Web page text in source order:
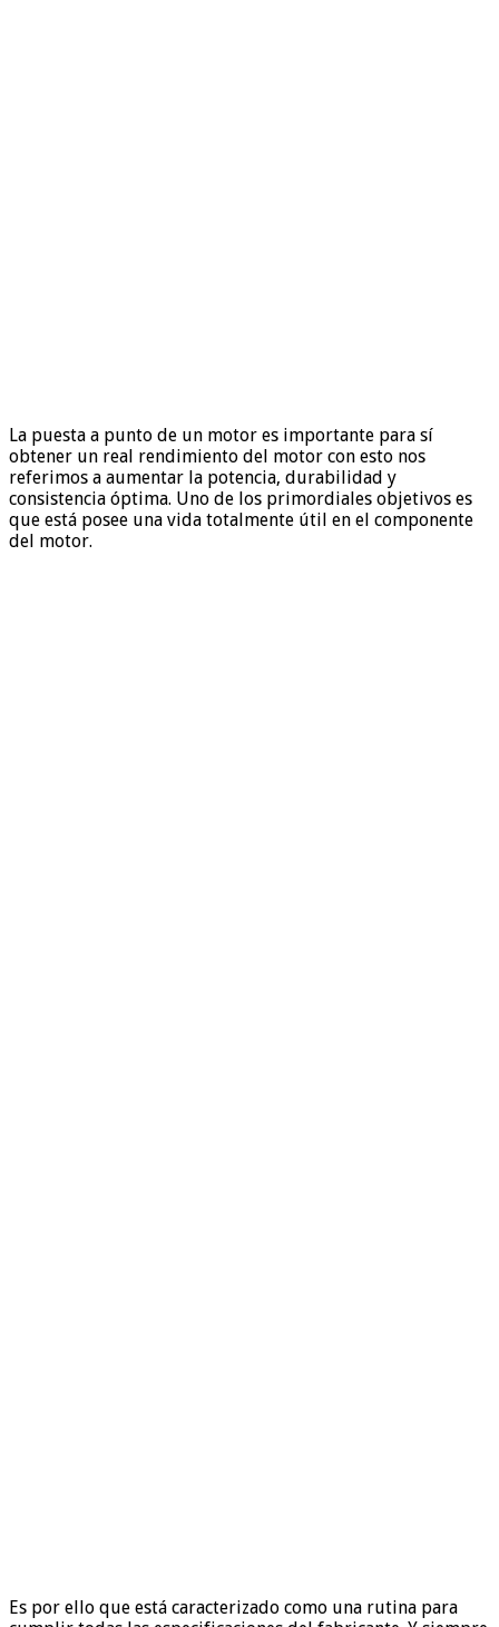
La puesta a punto de un motor es importante para sí
obtener un real rendimiento del motor con esto nos
referimos a aumentar la potencia, durabilidad y
consistencia óptima. Uno de los primordiales objetivos es
que está posee una vida totalmente útil en el componente
del motor.
Es por ello que está caracterizado como una rutina para